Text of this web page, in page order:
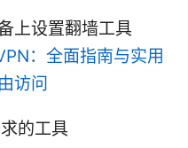
上设置翻墙工具
：全面指南与实用
访问
的工具